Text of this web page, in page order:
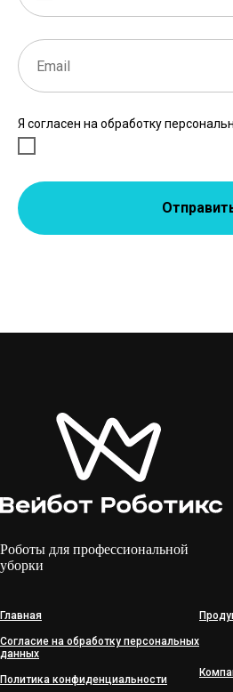
Я согласен на обработку
Роботы для профессиональной
уборки
Главная
Согласие на обработку персональных
данных
Политика конфиденциальности